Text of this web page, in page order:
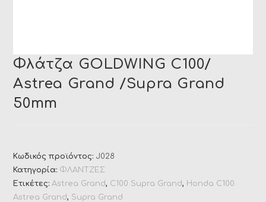
Φλάτζα GOLDWING C100/
Astrea Grand /Supra Grand
50mm
Κωδικός προϊόντος: J028
Κατηγορία: ΦΛΑΝΤΖΕΣ
Ετικέτες:Astrea Grand, C100 Supra Grand, Honda C100
Astrea Grand, Supra Grand